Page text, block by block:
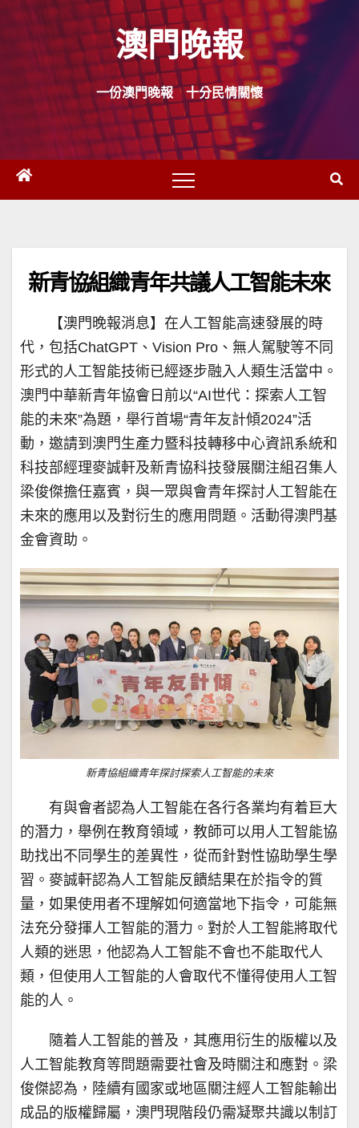
Skip
content
澳門晚報
一份澳門晚報 十分民情關懷
新青協組織青年共議人工智能未來
【澳門晚報消息】在人工智能高速發展的時
代，包括ChatGPT、Vision Pro、無人駕駛等不同
形式的人工智能技術已經逐步融入人類生活當中。
澳門中華新青年協會日前以“AI世代：探索人工智
能的未來”為題，舉行首場“青年友計傾2024”活
動，邀請到澳門生產力暨科技轉移中心資訊系統和
科技部經理麥誠軒及新青協科技發展關注組召集人
梁俊傑擔任嘉賓，與一眾與會青年探討人工智能在
未來的應用以及對衍生的應用問題。活動得澳門基
金會資助。
新青協組織青年探討探索人工智能的未來
有與會者認為人工智能在各行各業均有着巨大
的潛力，舉例在教育領域，教師可以用人工智能協
助找出不同學生的差異性，從而針對性協助學生學
習。麥誠軒認為人工智能反饋結果在於指令的質
量，如果使用者不理解如何適當地下指令，可能無
法充分發揮人工智能的潛力。對於人工智能將取代
人類的迷思，他認為人工智能不會也不能取代人
類，但使用人工智能的人會取代不懂得使用人工智
能的人。
隨着人工智能的普及，其應用衍生的版權以及
人工智能教育等問題需要社會及時關注和應對。梁
俊傑認為，陸續有國家或地區關注經人工智能輸出
成品的版權歸屬，澳門現階段仍需凝聚共識以制訂